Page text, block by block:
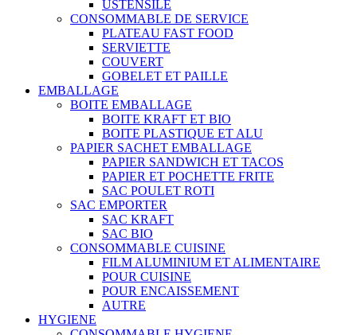
USTENSILE
CONSOMMABLE DE SERVICE
PLATEAU FAST FOOD
SERVIETTE
COUVERT
GOBELET ET PAILLE
EMBALLAGE
BOITE EMBALLAGE
BOITE KRAFT ET BIO
BOITE PLASTIQUE ET ALU
PAPIER SACHET EMBALLAGE
PAPIER SANDWICH ET TACOS
PAPIER ET POCHETTE FRITE
SAC POULET ROTI
SAC EMPORTER
SAC KRAFT
SAC BIO
CONSOMMABLE CUISINE
FILM ALUMINIUM ET ALIMENTAIRE
POUR CUISINE
POUR ENCAISSEMENT
AUTRE
HYGIENE